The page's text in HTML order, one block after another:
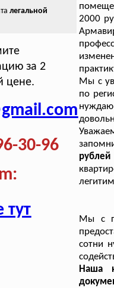
легальной
за 2
цене.
30-96
2000
Мы с
по
Мы с
сотни
Наша